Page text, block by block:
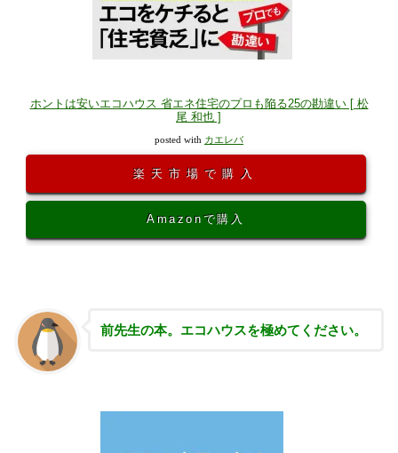
ホントは安いエコハウス 省エネ住宅のプロも陥る25の勘違い [ 松
尾 和也 ]
posted with カエレバ
楽天市場で購入
Amazonで購入
前先生の本。エコハウスを極めてください。